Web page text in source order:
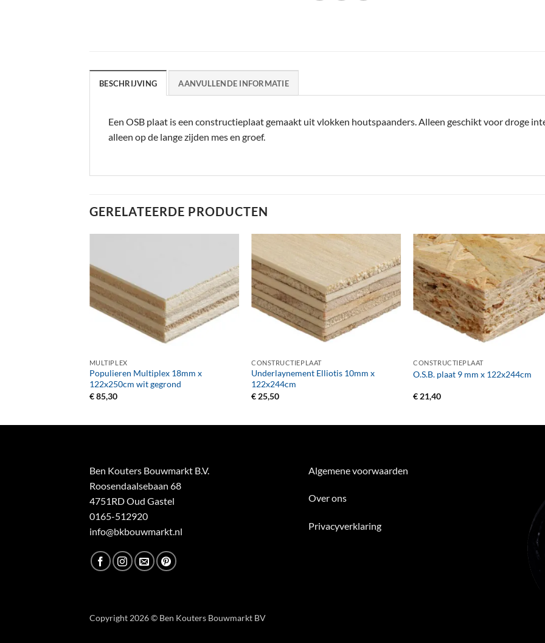
BESCHRIJVING AANVULLENDE INFORMATIE
Een OSB plaat is een constructieplaat gemaakt uit vlokken houtspaanders. Alleen geschikt voor droge
alleen op de lange zijden mes en groef.
GERELATEERDE PRODUCTEN
MULTIPLEX
Populieren Multiplex 18mm x
122x250cm wit gegrond
€85,30
CONSTRUCTIEPLAAT
Underlaynement Elliotis 10mm x
122x244cm
€ 25,50
CONSTRUCTIEPLAAT
O.S.B. plaat 9 mm x 122x244cm
€ 21,40
Ben Kouters Bouwmarkt B.V.
Roosendaalsebaan 68
4751RD Oud Gastel
0165-512920
info@bkbouwmarkt.nl
Algemene voorwaarden
Over ons
Privacyverklaring
Copyright 2026 © Ben Kouters Bouwmarkt BV